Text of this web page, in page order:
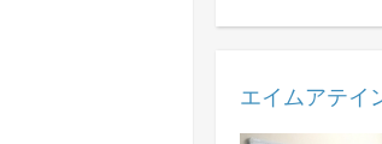
エイムアテイ